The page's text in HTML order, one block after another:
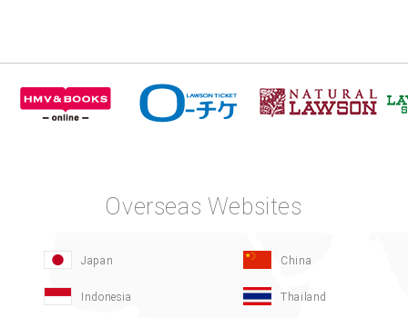
Overseas Websites
Japan China
Indonesia Thailand